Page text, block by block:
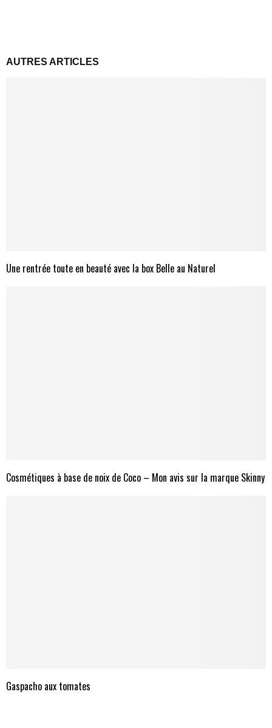
AUTRES ARTICLES
Une rentrée toute en beauté avec la box Belle au Naturel
Cosmétiques à base de noix de Coco – Mon avis sur la marque Skinny
Gaspacho aux tomates